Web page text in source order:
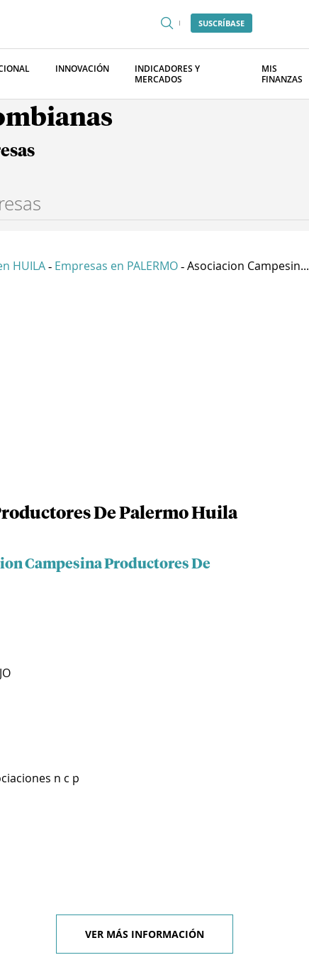
SUSCRÍBASE
INNOVACIÓN
INDICADORES Y
MERCADOS
MIS
FINANZAS
HUILA - Empresas en PALERMO - Asociacion Campesin...
De Palermo Huila
Campesina Productores De
n c p
VER MÁS INFORMACIÓN